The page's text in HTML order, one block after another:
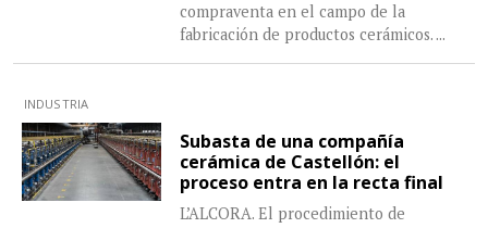
compraventa en el campo de la
fabricación de productos cerámicos. ...
INDUSTRIA
Subasta de una compañía
cerámica de Castellón: el
proceso entra en la recta final
L’ALCORA. El procedimiento de